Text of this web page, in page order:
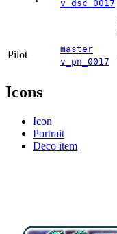
v_dsc_0017
Pilot
master
v_pn_0017
Icons
Icon
Portrait
Deco item